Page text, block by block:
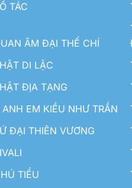
TÁC
ÂM ĐẠI THẾ CHÍ
DI LẶC
ĐỊA TẠNG
EM KIỀU NHƯ TRẦN
ĐẠI THIÊN VƯƠNG
TIỂU